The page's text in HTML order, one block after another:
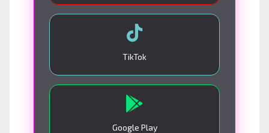
TikTok
Google Play